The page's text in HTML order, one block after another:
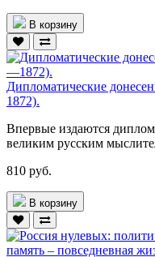
В корзину
Дипломатические
1872).
Впервые издаются
великим русским
810 руб.
В корзину